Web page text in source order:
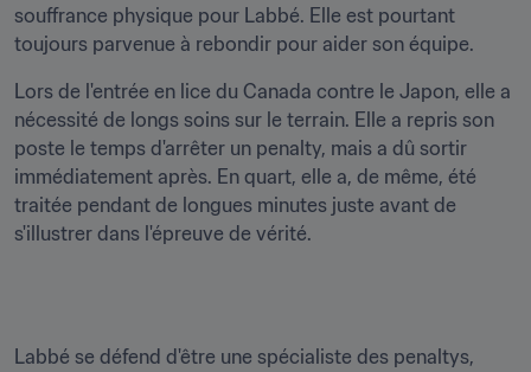
souffrance physique pour Labbé. Elle est pourtant
toujours parvenue à rebondir pour aider son équipe.
Lors de l'entrée en lice du Canada contre le Japon, elle a
nécessité de longs soins sur le terrain. Elle a repris son
poste le temps d'arrêter un penalty, mais a dû sortir
immédiatement après. En quart, elle a, de même, été
traitée pendant de longues minutes juste avant de
s'illustrer dans l'épreuve de vérité.
Labbé se défend d'être une spécialiste des penaltys,